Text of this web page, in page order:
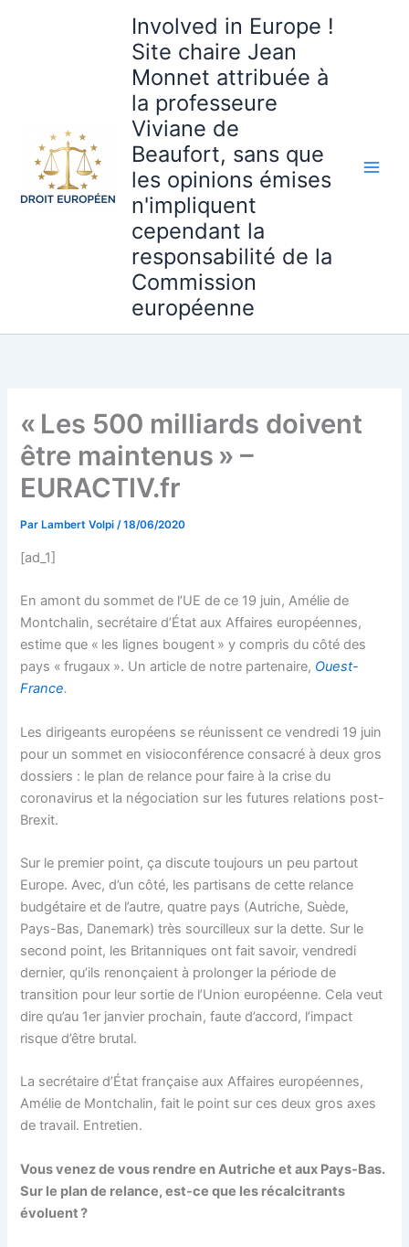
Involved in Europe !
Site chaire Jean
Monnet attribuée à
la professeure
Viviane de
Beaufort, sans que
les opinions émises
n'impliquent
cependant la
responsabilité de la
Commission
européenne
« Les 500 milliards doivent
être maintenus » –
EURACTIV.fr
Par Lambert Volpi/18/06/2020
[ad_1]
En amont du sommet de l’UE de ce 19 juin, Amélie de
Montchalin, secrétaire d’État aux Affaires européennes,
estime que « les lignes bougent » y compris du côté des
pays « frugaux ». Un article de notre partenaire, Ouest-
France.
Les dirigeants européens se réunissent ce vendredi 19 juin
pour un sommet en visioconférence consacré à deux gros
dossiers : le plan de relance pour faire à la crise du
coronavirus et la négociation sur les futures relations post-
Brexit.
Sur le premier point, ça discute toujours un peu partout
Europe. Avec, d’un côté, les partisans de cette relance
budgétaire et de l’autre, quatre pays (Autriche, Suède,
Pays-Bas, Danemark) très sourcilleux sur la dette. Sur le
second point, les Britanniques ont fait savoir, vendredi
dernier, qu’ils renonçaient à prolonger la période de
transition pour leur sortie de l’Union européenne. Cela veut
dire qu’au 1er janvier prochain, faute d’accord, l’impact
risque d’être brutal.
La secrétaire d’État française aux Affaires européennes,
Amélie de Montchalin, fait le point sur ces deux gros axes
de travail. Entretien.
Vous venez de vous rendre en Autriche et aux Pays-Bas.
Sur le plan de relance, est-ce que les récalcitrants
évoluent ?